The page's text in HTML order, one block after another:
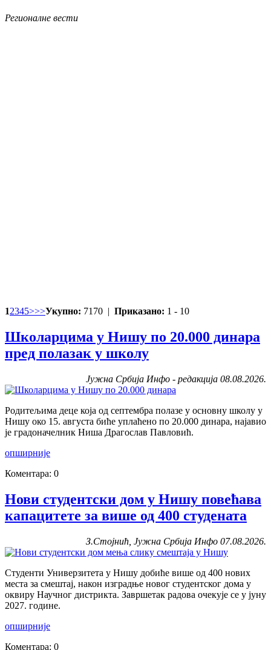
Регионалне вести
12345>>>Укупно: 7170 | Приказано: 1 - 10
Школарцима у Нишу по 20.000 динара
пред полазак у школу
Јужна Србија Инфо - редакција 08.08.2026.
Родитељима деце која од септембра полазе у основну школу у
Нишу око 15. августа биће уплаћено по 20.000 динара, најавио
је градоначелник Ниша Драгослав Павловић.
опширније
Коментара: 0
Нови студентски дом у Нишу повећава
капацитете за више од 400 студената
З.Стојнић, Јужна Србија Инфо 07.08.2026.
Студенти Универзитета у Нишу добиће више од 400 нових
места за смештај, након изградње новог студентског дома у
оквиру Научног дистрикта. Завршетак радова очекује се у јуну
2027. године.
опширније
Коментара: 0